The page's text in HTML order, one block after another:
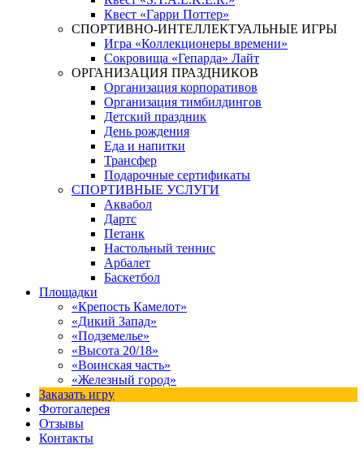
Квест «Гарри Поттер»
СПОРТИВНО-ИНТЕЛЛЕКТУАЛЬНЫЕ ИГРЫ
Игра «Коллекционеры времени»
Сокровища «Гепарда» Лайт
ОРГАНИЗАЦИЯ ПРАЗДНИКОВ
Организация корпоративов
Организация тимбилдингов
Детский праздник
День рождения
Еда и напитки
Трансфер
Подарочные сертификаты
СПОРТИВНЫЕ УСЛУГИ
Аквабол
Дартс
Петанк
Настольный теннис
Арбалет
Баскетбол
Площадки
«Крепость Камелот»
«Дикий Запад»
«Подземелье»
«Высота 20/18»
«Воинская часть»
«Железный город»
Заказать игру
Фотогалерея
Отзывы
Контакты